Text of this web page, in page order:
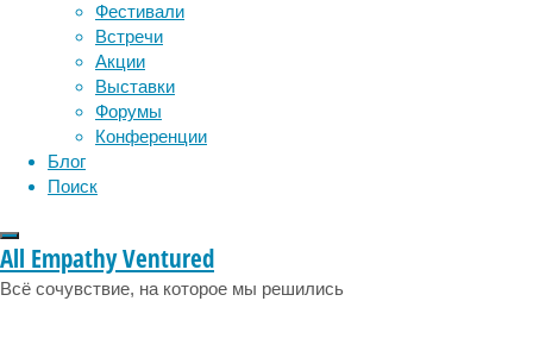
Фестивали
Встречи
Акции
Выставки
Форумы
Конференции
Блог
Поиск
All Empathy Ventured
Всё сочувствие, на которое мы решились
их
собственный
детеныш,
детеныш
самки,
с
отношениях
или
поведение
сон социальные проблемы
физиология
эмоции